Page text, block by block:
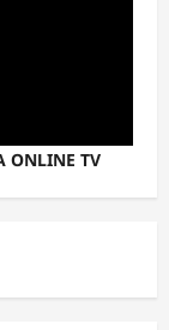
ONLINE TV